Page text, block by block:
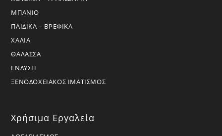
ΜΠΑΝΙΟ
ΠΑΙΔΙΚΑ – ΒΡΕΦΙΚΑ
ΧΑΛΙΑ
ΘΑΛΑΣΣΑ
ΕΝΔΥΣΗ
ΞΕΝΟΔΟΧΕΙΑΚΟΣ ΙΜΑΤΙΣΜΟΣ
Χρήσιμα Εργαλεία